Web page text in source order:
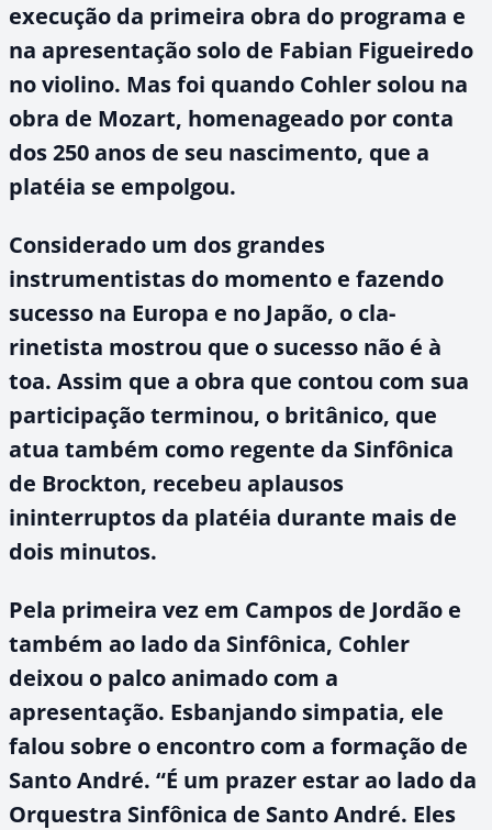
execução da primeira obra do programa e
na apresentação solo de Fabian Figueiredo
no violino. Mas foi quando Cohler solou na
obra de Mozart, homenageado por conta
dos 250 anos de seu nascimento, que a
platéia se empolgou.
Considerado um dos grandes
instrumentistas do momento e fazendo
sucesso na Europa e no Japão, o cla-
rinetista mostrou que o sucesso não é à
toa. Assim que a obra que contou com sua
participação terminou, o britânico, que
atua também como regente da Sinfônica
de Brockton, recebeu aplausos
ininterruptos da platéia durante mais de
dois minutos.
Pela primeira vez em Campos de Jordão e
também ao lado da Sinfônica, Cohler
deixou o palco animado com a
apresentação. Esbanjando simpatia, ele
falou sobre o encontro com a formação de
Santo André. “É um prazer estar ao lado da
Orquestra Sinfônica de Santo André. Eles